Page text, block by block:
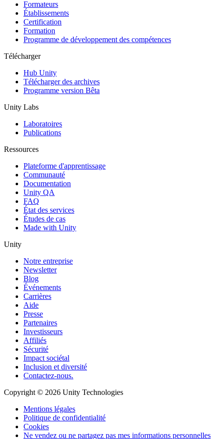
Jeux XR
Lancez des jeux XR sur plusieurs plateformes
Jeux multijoueur
Simplifiez le développement de jeux multijoueurs
Formateurs
Établissements
Certification
Formation
Programme de développement des compétences
Télécharger
Hub Unity
Télécharger des archives
Programme version Bêta
Unity Labs
Laboratoires
Publications
Ressources
Plateforme d'apprentissage
Communauté
Documentation
Unity QA
FAQ
État des services
Études de cas
Made with Unity
Unity
Notre entreprise
Newsletter
Blog
Événements
Carrières
Aide
Presse
Partenaires
Investisseurs
Affiliés
Sécurité
Impact sociétal
Inclusion et diversité
Contactez-nous.
Copyright © 2026 Unity Technologies
Mentions légales
Politique de confidentialité
Cookies
Ne vendez ou ne partagez pas mes informations personnelles